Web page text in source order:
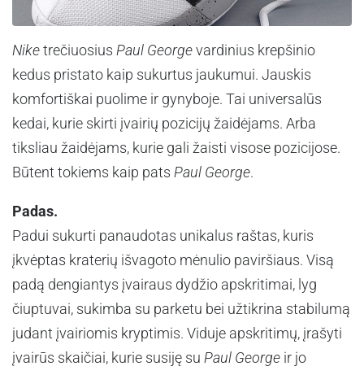
Niketrečiuosius Paul Georgevardinius krepšinio
kedus pristato kaip sukurtus jaukumui. Jauskis
komfortiškai puolime ir gynyboje. Tai universalūs
kedai, kurie skirti įvairių pozicijų žaidėjams. Arba
tiksliau žaidėjams, kurie gali žaisti visose pozicijose.
Būtent tokiems kaip pats Paul George.
Padas.
Padui sukurti panaudotas unikalus raštas, kuris
įkvėptas kraterių išvagoto mėnulio paviršiaus. Visą
padą dengiantys įvairaus dydžio apskritimai, lyg
čiuptuvai, sukimba su parketu bei užtikrina stabilumą
judant įvairiomis kryptimis. Viduje apskritimų, įrašyti
įvairūs skaičiai, kurie susiję su Paul George ir jo